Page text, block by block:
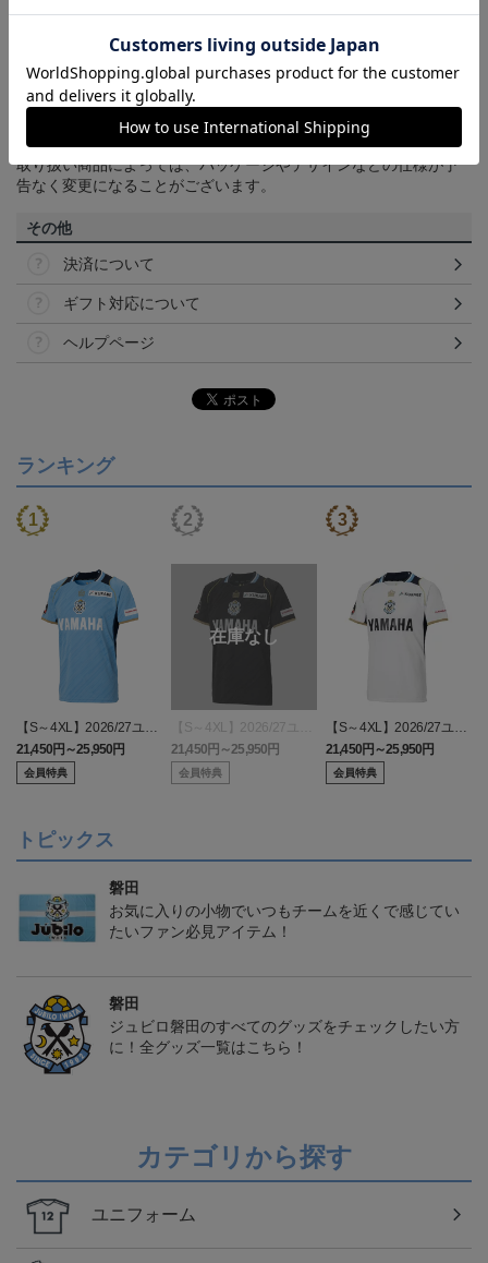
【カラーについて】
商品画像は、お使いのパソコンのモニターおよびスマートフォン
のメーカー・機種・画面設定等により、実際の商品の色と異なっ
て見える場合がございます。あらかじめご了承ください。
【仕様について】
取り扱い商品によっては、パッケージやデザインなどの仕様が予
告なく変更になることがございます。
その他
決済について
ギフト対応について
ヘルプページ
ランキング
【S～4XL】2026/27ユニ
フォーム オーセンティッ
クモデル:FP1st
21,450円～25,950円
会員特典
【S～4XL】2026/27ユニ
フォーム オーセンティッ
クモデル:GK
21,450円～25,950円
会員特典
【S～4XL】2026/27ユニ
フォーム オーセンティッ
クモデル:FP2nd
21,450円～25,950円
会員特典
トピックス
磐田
お気に入りの小物でいつもチームを近くで感じてい
たいファン必見アイテム！
磐田
ジュビロ磐田のすべてのグッズをチェックしたい方
に！全グッズ一覧はこちら！
カテゴリから探す
ユニフォーム